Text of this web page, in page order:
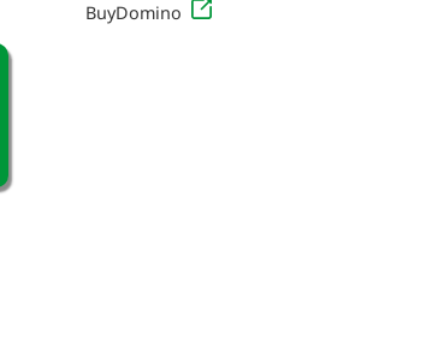
BuyDomino